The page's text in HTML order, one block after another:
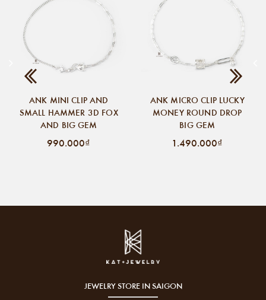
ANK MINI CLIP AND
SMALL HAMMER 3D FOX
AND BIG GEM
990.000₫
ANK MICRO CLIP LUCKY
MONEY ROUND DROP
BIG GEM
1.490.000₫
JEWELRY STORE IN SAIGON